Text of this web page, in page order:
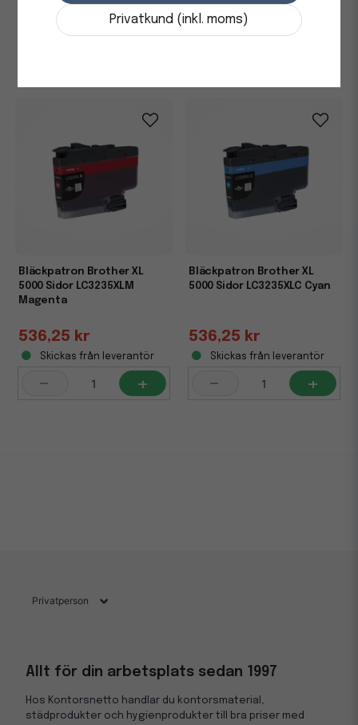
3-7 dagars leverans
+
611,25 kr
Skickas från leverantör
Bläckpatron Brother XL
5000 Sidor LC3235XLM
Magenta
536,25 kr
Skickas från leverantör
- +
Bläckpatron Brother XL
5000 Sidor LC3235XLC Cyan
536,25 kr
Skickas från leverantör
- +
Privatkund (inkl. moms)
Allt för din arbetsplats sedan 1997
Hos Kontorsnetto handlar du kontorsmaterial,
städprodukter och hygienprodukter till bra priser med